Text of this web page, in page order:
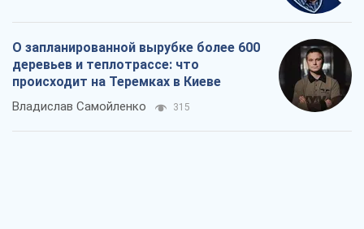
О запланированной вырубке более 600
деревьев и теплотрассе: что
происходит на Теремках в Киеве
Владислав Самойленко 315